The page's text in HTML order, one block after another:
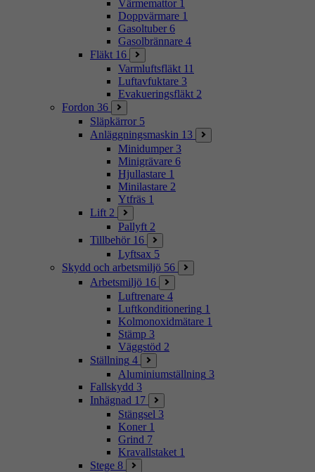
Värmemattor 1
Doppvärmare 1
Gasoltuber 6
Gasolbrännare 4
Fläkt 16
Varmluftsfläkt 11
Luftavfuktare 3
Evakueringsfläkt 2
Fordon 36
Släpkärror 5
Anläggningsmaskin 13
Minidumper 3
Minigrävare 6
Hjullastare 1
Minilastare 2
Ytfräs 1
Lift 2
Pallyft 2
Tillbehör 16
Lyftsax 5
Skydd och arbetsmiljö 56
Arbetsmiljö 16
Luftrenare 4
Luftkonditionering 1
Kolmonoxidmätare 1
Stämp 3
Väggstöd 2
Ställning 4
Aluminiumställning 3
Fallskydd 3
Inhägnad 17
Stängsel 3
Koner 1
Grind 7
Kravallstaket 1
Stege 8